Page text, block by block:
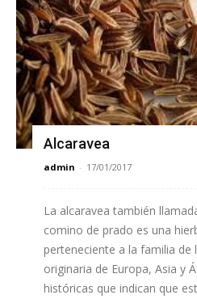
Alcaravea
admin - 17/01/2017
La alcaravea también
comino de prado es una
perteneciente a la familia de
originaria de Europa, Asia y
históricas que indican que